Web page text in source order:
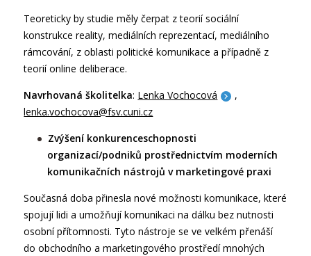
Teoreticky by studie měly čerpat z teorií sociální
konstrukce reality, mediálních reprezentací, mediálního
rámcování, z oblasti politické komunikace a případně z
teorií online deliberace.
Navrhovaná školitelka: Lenka Vochocová
,
lenka.vochocova@fsv.cuni.cz
Zvýšení konkurenceschopnosti
organizací/podniků prostřednictvím moderních
komunikačních nástrojů v marketingové praxi
Současná doba přinesla nové možnosti komunikace, které
spojují lidi a umožňují komunikaci na dálku bez nutnosti
osobní přítomnosti. Tyto nástroje se ve velkém přenáší
do obchodního a marketingového prostředí mnohých